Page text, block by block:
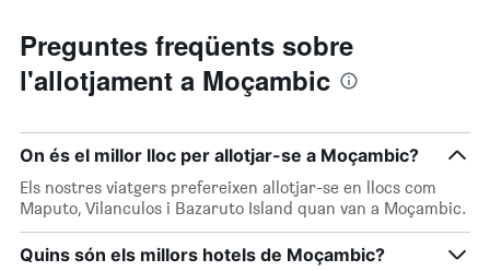
Preguntes freqüents sobre
l'allotjament a Moçambic
On és el millor lloc per allotjar-se a Moçambic?
Els nostres viatgers prefereixen allotjar-se en llocs com
Maputo, Vilanculos i Bazaruto Island quan van a Moçambic.
Quins són els millors hotels de Moçambic?